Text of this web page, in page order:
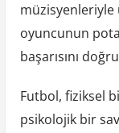
müzisyenleriyle
oyuncunun
başarısını
Futbol, fiziksel
psikolojik bir